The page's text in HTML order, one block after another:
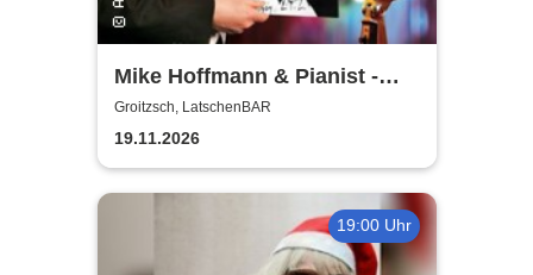
Mike Hoffmann & Pianist -
Nehm´n Sie´n Alten! | Ein Otto
Reutter-Abend
Groitzsch, LatschenBAR
19.11.2026
19:00 Uhr